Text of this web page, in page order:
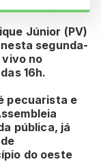
Júnior (PV)
segunda-
no
16h.
pecuarista e
pública, já
do oeste